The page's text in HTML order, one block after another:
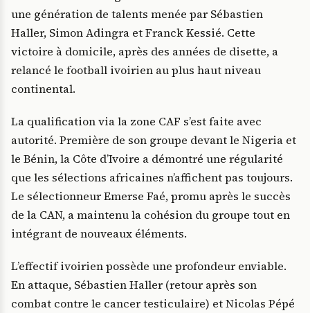
une génération de talents menée par Sébastien
Haller, Simon Adingra et Franck Kessié. Cette
victoire à domicile, après des années de disette, a
relancé le football ivoirien au plus haut niveau
continental.
La qualification via la zone CAF s’est faite avec
autorité. Première de son groupe devant le Nigeria et
le Bénin, la Côte d’Ivoire a démontré une régularité
que les sélections africaines n’affichent pas toujours.
Le sélectionneur Emerse Faé, promu après le succès
de la CAN, a maintenu la cohésion du groupe tout en
intégrant de nouveaux éléments.
L’effectif ivoirien possède une profondeur enviable.
En attaque, Sébastien Haller (retour après son
combat contre le cancer testiculaire) et Nicolas Pépé